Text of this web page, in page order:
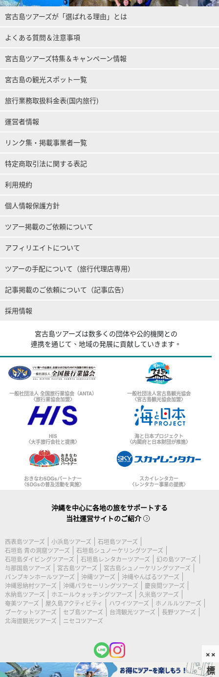
宮古島ツアーズが「選ばれる理由」とは
よくある質問＆注意事項
宮古島ツアーズ特集＆キャンペーン情報
宮古島の観光スポット一覧
旅行業務取扱料金表(国内旅行)
運営者情報
リンク集・掲載事業者一覧
特定商取引法に関する表記
利用規約
個人情報保護方針
ツアー掲載のご依頼について
アフィリエイトについて
ツアーの手配について（旅行代理店専用）
記事掲載のご依頼について（記事広告）
採用情報
宮古島ツアーズは数多くの団体や公的機関との
連携を通じて、地域の発展に貢献していきます。
一般社団法人 全国旅行業協会（ANTA）
〈旅行業協会加盟〉
一般社団法人宮古島観光協会
〈宮古島観光協会加盟〉
HIS
〈大手旅行会社と提携〉
海と日本プロジェクト
〈内閣府と日本財団が推進〉
おきなわSDGsパートナー
〈SDGsの普及活動を実施〉
スカイレンタカー
〈レンタカー事業の提携〉
沖縄を中心に各地の旅をサポートする
当社運営サイトのご紹介
西表島ツアーズ 小浜島ツアーズ
石垣島ツアーズ
石垣島 青の洞窟ツアーズ
石垣島シュノーケリングツアーズ
石垣島ダイビングツアーズ
石垣島レンタカーツアーズ
幻の島ツアーズ
与那国島ツアーズ
宮古島ツアーズ
宮古島シュノーケリングツアーズ
パンプキンホールツアーズ
沖縄ツアーズ
沖縄やんばるツアーズ
沖縄恩納村ツアーズ
沖縄パラセーリングツアーズ
慶良間ツアーズ
水納島ツアーズ
ホエールウォッチングツアーズ
久米島ツアーズ
奄美ツアーズ
屋久島アクティビティ ハワイツアーズ
ホノルルツアーズ
プーケットツアーズ
セブ島ツアーズ 台湾観光ツアーズ
長野ツアーズ
北海道観光ツアーズ
ニセコツアーズ
(c) 2026 宮古島ツアーズ All Rights Reserved.
××
標